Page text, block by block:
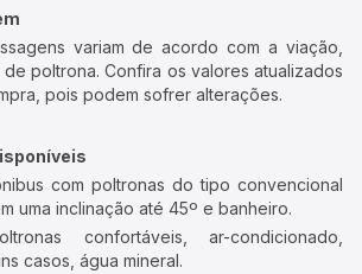
variam de acordo com a viação,
poltrona. Confira os valores atualizados
pois podem sofrer alterações.
com poltronas do tipo convencional
uma inclinação até 45º e banheiro.
confortáveis, ar-condicionado,
casos, água mineral.